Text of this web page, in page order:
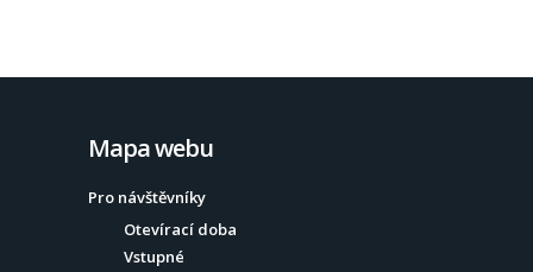
Mapa webu
Pro návštěvníky
Otevírací doba
Vstupné